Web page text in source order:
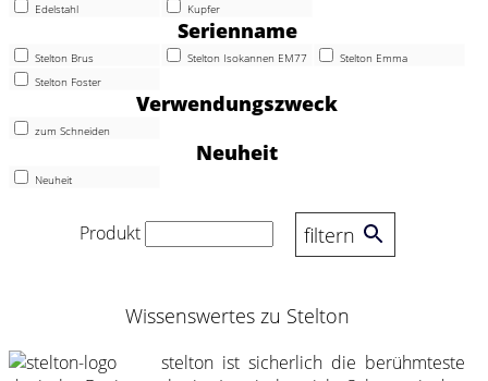
Edelstahl Kupfer
Serienname
Stelton Brus Stelton Isokannen EM77
Stelton Emma
Stelton Foster
Verwendungszweck
zum Schneiden
Neuheit
Neuheit
Produkt filtern
Wissenswertes zu Stelton
stelton ist sicherlich die berühmteste